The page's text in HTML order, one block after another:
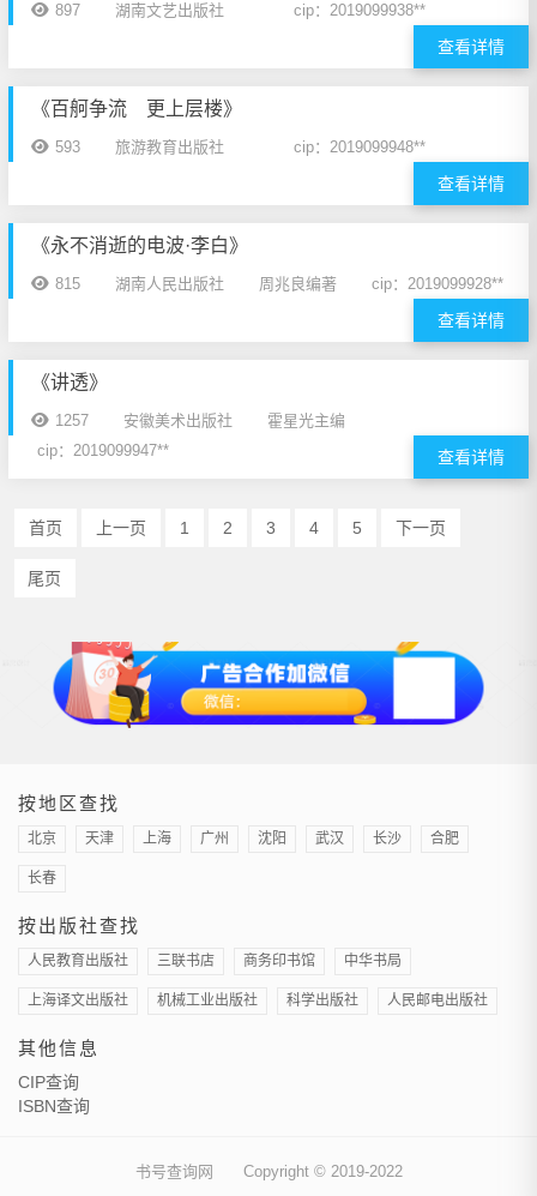
897 湖南文艺出版社 cip：2019099938**
查看详情
《百舸争流 更上层楼》
593 旅游教育出版社 cip：2019099948**
查看详情
《永不消逝的电波·李白》
815 湖南人民出版社 周兆良编著 cip：2019099928**
查看详情
《讲透》
1257 安徽美术出版社
霍星光主编
cip：2019099947**
查看详情
首页 上一页 1 2 3 4 5 下一页
尾页
按地区查找
北京 天津 上海 广州 沈阳 武汉 长沙 合肥
长春
按出版社查找
人民教育出版社 三联书店 商务印书馆 中华书局
上海译文出版社 机械工业出版社 科学出版社 人民邮电出版社
其他信息
CIP查询
ISBN查询
书号查询网 Copyright © 2019-2022